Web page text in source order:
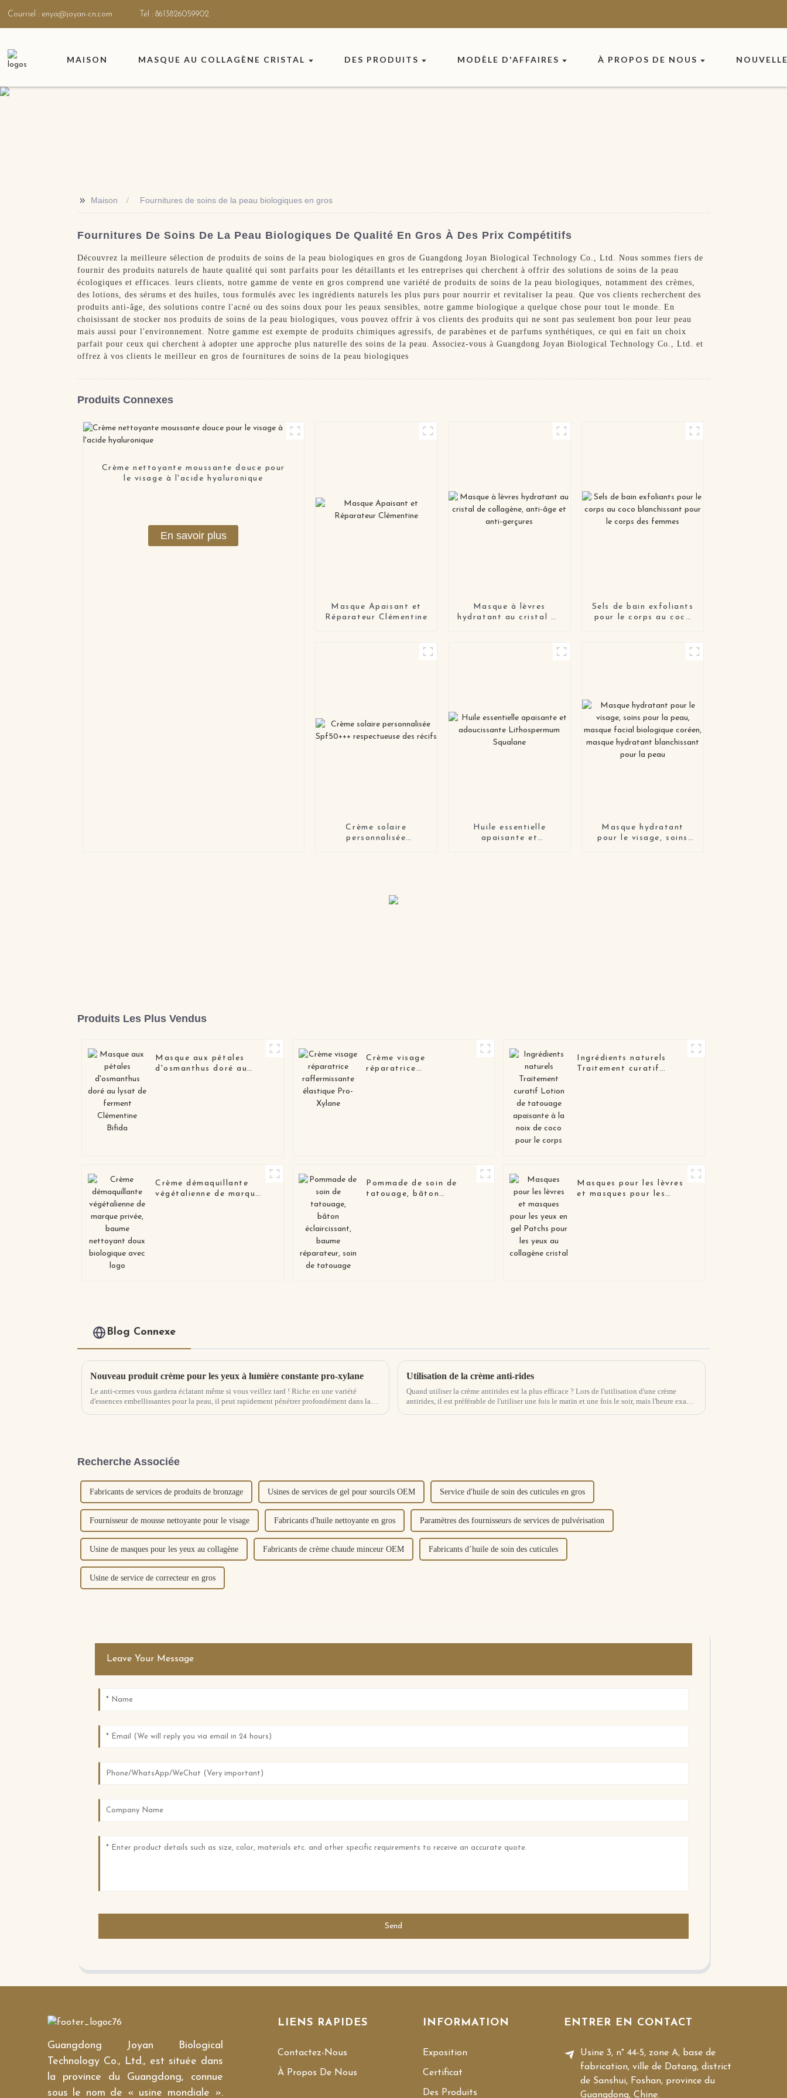
Courriel : enya@joyan-cn.com Tél : 8613826059902
MAISON MASQUE AU COLLAGÈNE CRISTAL DES PRODUITS MODÈLE D'AFFAIRES À PROPOS DE NOUS
>> Maison Fournitures de soins de la peau biologiques en gros
Fournitures De Soins De La Peau Biologiques De Qualité En Gros À Des Prix Compétitifs
Découvrez la meilleure sélection de produits de soins de la peau biologiques en gros de Guangdong Joyan Biological Technology Co., Ltd. Nous sommes fiers de
fournir des produits naturels de haute qualité qui sont parfaits pour les détaillants et les entreprises qui cherchent à offrir des solutions de soins de la peau
écologiques et efficaces. leurs clients, notre gamme de vente en gros comprend une variété de produits de soins de la peau biologiques, notamment des crèmes,
des lotions, des sérums et des huiles, tous formulés avec les ingrédients naturels les plus purs pour nourrir et revitaliser la peau. Que vos clients recherchent des
produits anti-âge, des solutions contre l'acné ou des soins doux pour les peaux sensibles, notre gamme biologique a quelque chose pour tout le monde. En
choisissant de stocker nos produits de soins de la peau biologiques, vous pouvez offrir à vos clients des produits qui ne sont pas seulement bon pour leur peau
mais aussi pour l'environnement. Notre gamme est exempte de produits chimiques agressifs, de parabènes et de parfums synthétiques, ce qui en fait un choix
parfait pour ceux qui cherchent à adopter une approche plus naturelle des soins de la peau. Associez-vous à Guangdong Joyan Biological Technology Co., Ltd. et
offrez à vos clients le meilleur en gros de fournitures de soins de la peau biologiques
Produits Connexes
Crème nettoyante moussante douce pour
le visage à l'acide hyaluronique
En savoir plus
Masque Apaisant et
Réparateur Clémentine
Masque à lèvres
hydratant au cristal de
Sels de bain exfoliants
pour le corps au coco
Crème solaire
personnalisée
Huile essentielle
apaisante et
Masque hydratant
pour le visage, soins
Produits Les Plus Vendus
Masque aux pétales
d'osmanthus doré au
Crème visage
réparatrice
Ingrédients naturels
Traitement curatif
Crème démaquillante
végétalienne de marque
Pommade de soin de
tatouage, bâton
Masques pour les lèvres
et masques pour les
Blog Connexe
Nouveau produit crème pour les yeux à lumière constante pro-xylane
Le anti-cernes vous gardera éclatant même si vous veillez tard ! Riche en une variété
d'essences embellissantes pour la peau, il peut rapidement pénétrer profondément dans la
Utilisation de la crème anti-rides
Quand utiliser la crème antirides est la plus efficace ? Lors de l'utilisation d'une crème
antirides, il est préférable de l'utiliser une fois le matin et une fois le soir, mais l'heure exacte
Recherche Associée
Fabricants de services de produits de bronzage Usines de services de gel pour sourcils OEM Service d'huile de soin des cuticules en gros
Fournisseur de mousse nettoyante pour le visage Fabricants d'huile nettoyante en gros Paramètres des fournisseurs de services de pulvérisation
Usine de masques pour les yeux au collagène Fabricants de crème chaude minceur OEM Fabricants d’huile de soin des cuticules
Usine de service de correcteur en gros
Leave Your Message
Send
Guangdong Joyan Biological
Technology Co., Ltd., est située dans
la province du Guangdong, connue
sous le nom de « usine mondiale ».
LIENS RAPIDES
Contactez-Nous
À Propos De Nous
INFORMATION
Exposition
Certificat
Des Produits
ENTRER EN CONTACT
Usine 3, n° 44-5, zone A, base de
fabrication, ville de Datang, district
de Sanshui, Foshan, province du
Guangdong, Chine.